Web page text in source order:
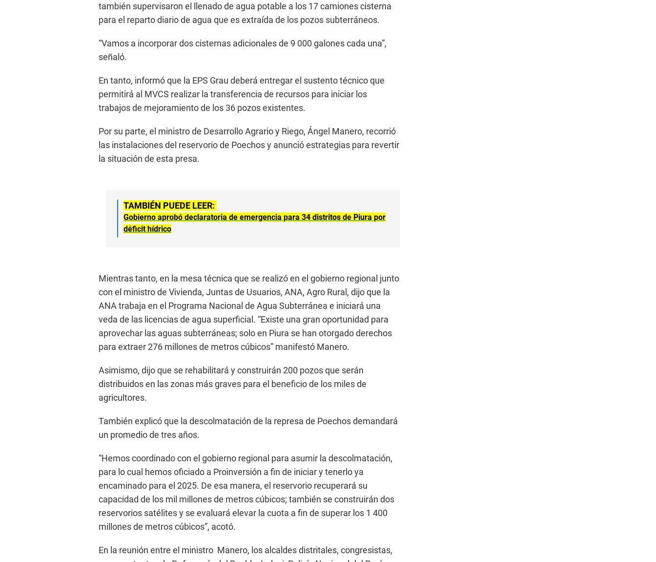
también supervisaron el llenado de agua potable a los 17 camiones cisterna
para el reparto diario de agua que es extraída de los pozos subterráneos.
“Vamos a incorporar dos cisternas adicionales de 9 000 galones cada una”,
señaló.
En tanto, informó que la EPS Grau deberá entregar el sustento técnico que
permitirá al MVCS realizar la transferencia de recursos para iniciar los
trabajos de mejoramiento de los 36 pozos existentes.
Por su parte, el ministro de Desarrollo Agrario y Riego, Ángel Manero, recorrió
las instalaciones del reservorio de Poechos y anunció estrategias para revertir
la situación de esta presa.
TAMBIÉN PUEDE LEER:
Gobierno aprobó declaratoria de emergencia para 34 distritos de Piura por
déficit hídrico
Mientras tanto, en la mesa técnica que se realizó en el gobierno regional junto
con el ministro de Vivienda, Juntas de Usuarios, ANA, Agro Rural, dijo que la
ANA trabaja en el Programa Nacional de Agua Subterránea e iniciará una
veda de las licencias de agua superficial. “Existe una gran oportunidad para
aprovechar las aguas subterráneas; solo en Piura se han otorgado derechos
para extraer 276 millones de metros cúbicos” manifestó Manero.
Asimismo, dijo que se rehabilitará y construirán 200 pozos que serán
distribuidos en las zonas más graves para el beneficio de los miles de
agricultores.
También explicó que la descolmatación de la represa de Poechos demandará
un promedio de tres años.
“Hemos coordinado con el gobierno regional para asumir la descolmatación,
para lo cual hemos oficiado a Proinversión a fin de iniciar y tenerlo ya
encaminado para el 2025. De esa manera, el reservorio recuperará su
capacidad de los mil millones de metros cúbicos; también se construirán dos
reservorios satélites y se evaluará elevar la cuota a fin de superar los 1 400
millones de metros cúbicos”, acotó.
En la reunión entre el ministro Manero, los alcaldes distritales, congresistas,